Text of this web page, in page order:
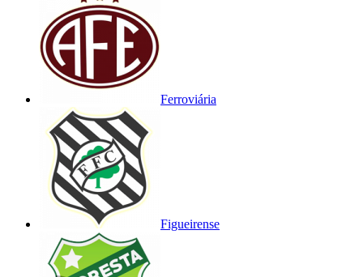
Ferroviária
Figueirense